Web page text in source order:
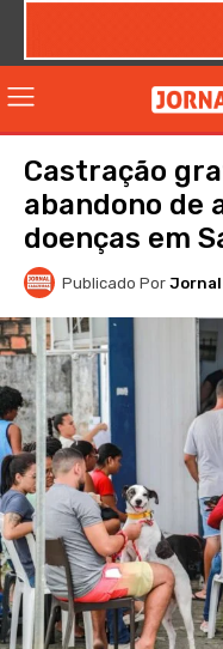
Castração
abandono de
doenças em
Publicado Por Jornal